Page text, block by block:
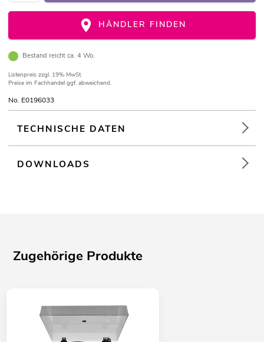
HÄNDLER FINDEN
Bestand reicht ca. 4 Wo.
Listenpreis zzgl. 19% MwSt.
Preise im Fachhandel ggf. abweichend.
No. E0196033
TECHNISCHE DATEN
DOWNLOADS
Zugehörige Produkte